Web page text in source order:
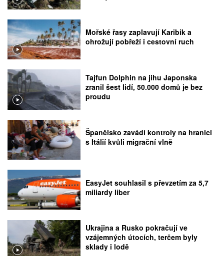
Mořské řasy zaplavují Karibik a
ohrožují pobřeží i cestovní ruch
Tajfun Dolphin na jihu Japonska
zranil šest lidí, 50.000 domů je bez
proudu
Španělsko zavádí kontroly na hranici
s Itálií kvůli migrační vlně
EasyJet souhlasil s převzetím za 5,7
miliardy liber
Ukrajina a Rusko pokračují ve
vzájemných útocích, terčem byly
sklady i lodě